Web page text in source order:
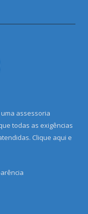
assessoria
todas as exigências
Clique aqui e